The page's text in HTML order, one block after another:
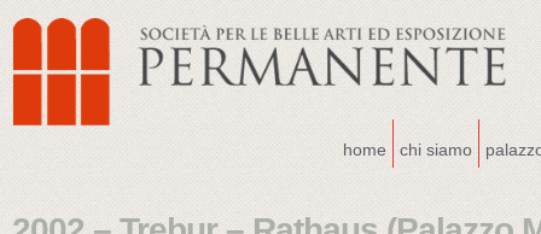
home chi siamo